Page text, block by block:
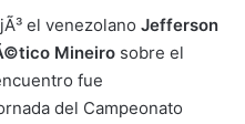
el venezolano Jefferson
Mineiro sobre el
fue
del Campeonato